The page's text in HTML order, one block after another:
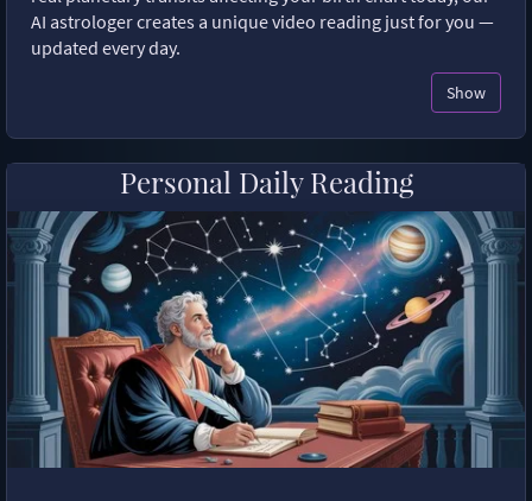
AI astrologer creates a unique video reading just for you —
updated every day.
Show
Personal Daily Reading